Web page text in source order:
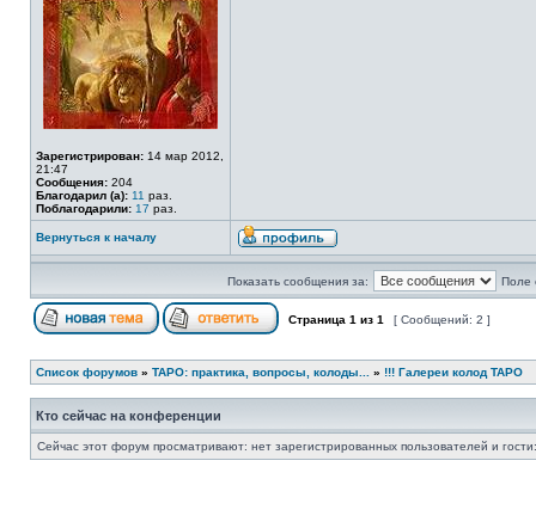
Зарегистрирован: 14 мар 2012,
21:47
Сообщения: 204
Благодарил (а): 11 раз.
Поблагодарили: 17 раз.
Вернуться к началу
Показать сообщения за: Поле
Страница 1 из 1 [ Сообщений: 2 ]
Список форумов » ТАРО: практика, вопросы, колоды... » !!! Галереи колод ТАРО
Кто сейчас на конференции
Сейчас этот форум просматривают: нет зарегистрированных пользователей и